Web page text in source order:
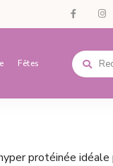
Fêtes
protéinée idéale